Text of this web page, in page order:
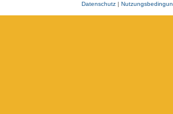
Datenschutz|